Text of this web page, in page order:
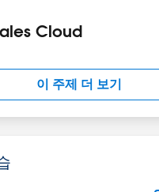
Cloud
이 주제 더 보기